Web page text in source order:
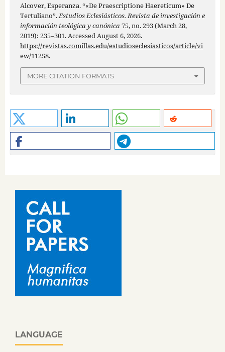
Alcover, Esperanza. “«De Praescriptione Haereticum» De
Tertuliano”.Estudios Eclesiásticos. Revista de investigación e
información teológica y canónica75, no. 293 (March 28,
2019): 235–301. Accessed August 6, 2026.
https://revistas.comillas.edu/estudioseclesiasticos/article/vi
ew/11258.
MORE CITATION FORMATS
LANGUAGE